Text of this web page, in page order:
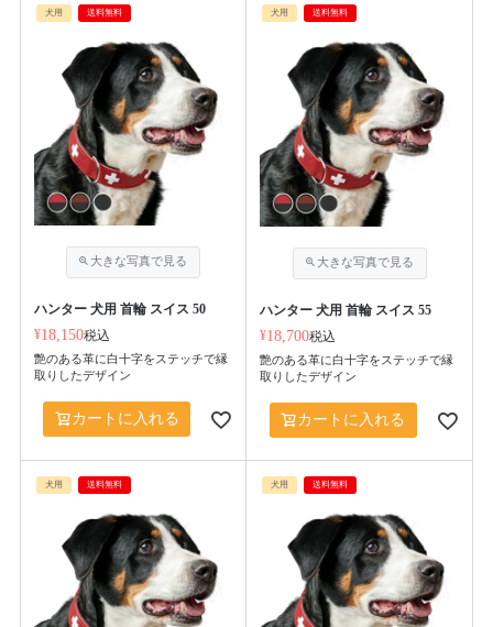
犬用 送料無料
ハンター 犬用 首輪 スイス 50
¥18,150税込
艶のある革に白十字をステッチで縁
取りしたデザイン
カートに入れる
犬用 送料無料
ハンター 犬用 首輪 スイス 55
¥18,700税込
艶のある革に白十字をステッチで縁
取りしたデザイン
カートに入れる
犬用 送料無料 犬用 送料無料